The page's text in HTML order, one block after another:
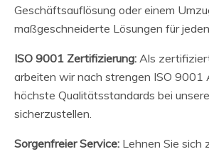
Geschäftsauflösung oder einem
maßgeschneiderte Lösungen für
ISO 9001 Zertifizierung: Als
arbeiten wir nach strengen ISO 9001
höchste Qualitätsstandards bei
sicherzustellen.
Sorgenfreier Service: Lehnen Sie sich